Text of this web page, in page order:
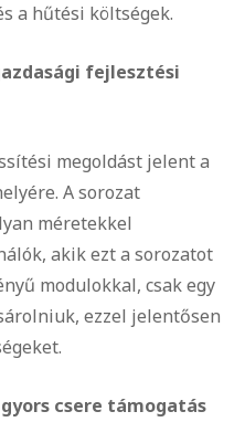
a hűtési költségek.
fejlesztési
megoldást jelent a
A sorozat
méretekkel
akik ezt a sorozatot
modulokkal, csak egy
ezzel jelentősen
csere támogatás